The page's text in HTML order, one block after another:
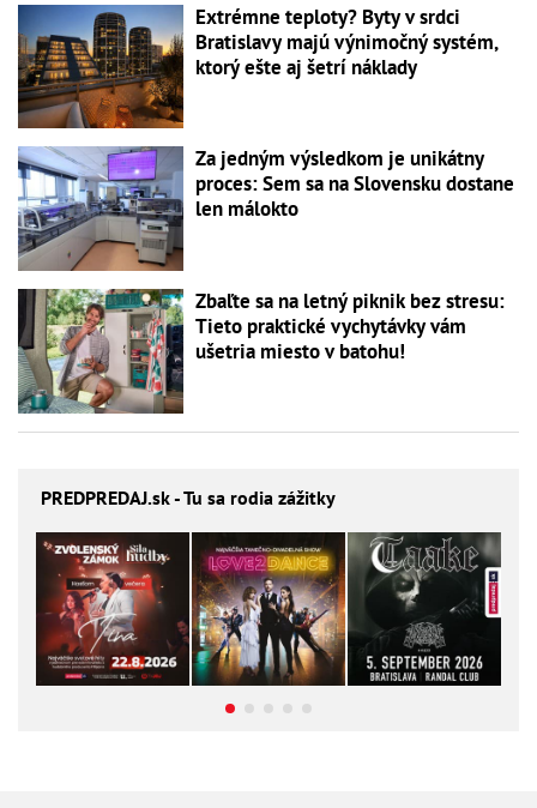
Extrémne teploty? Byty v srdci
Bratislavy majú výnimočný systém,
ktorý ešte aj šetrí náklady
Za jedným výsledkom je unikátny
proces: Sem sa na Slovensku dostane
len málokto
Zbaľte sa na letný piknik bez stresu:
Tieto praktické vychytávky vám
ušetria miesto v batohu!
PREDPREDAJ.sk - Tu sa rodia zážitky